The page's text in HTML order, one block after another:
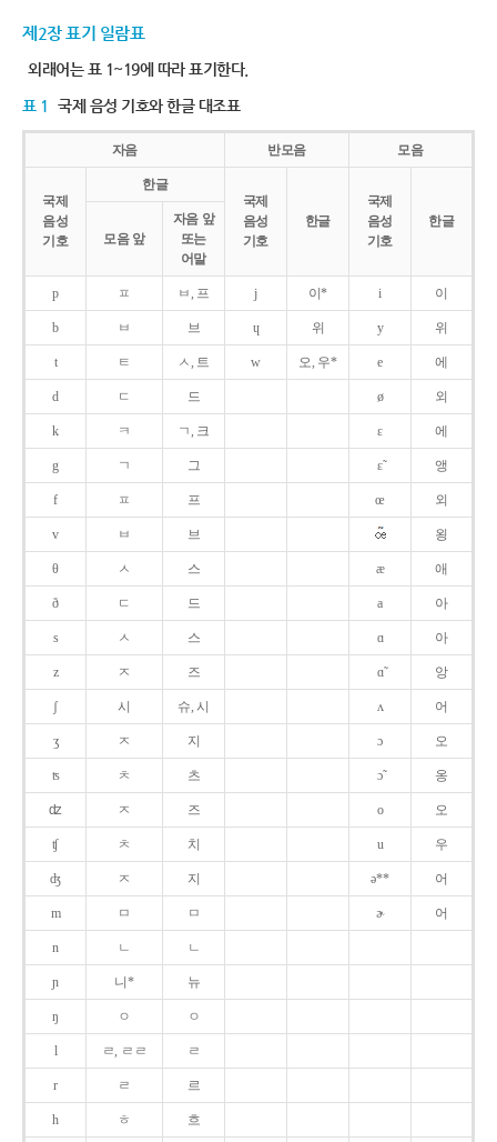
제2장 표기 일람표
외래어는 표 1~19에 따라 표기한다.
표 1 국제 음성 기호와 한글 대조표
자음 반모음 모음
국제
음성
기호
한글
국제
음성
기호
한글
국제
음성
기호
한글
모음 앞
자음 앞
또는
어말
p ㅍ ㅂ, 프 j 이* i 이
b ㅂ 브 ɥ 위 y 위
t ㅌ ㅅ, 트 w 오, 우* e 에
d ㄷ 드 ø 외
k ㅋ ㄱ, 크 ɛ 에
g ㄱ 그 ɛ̃ 앵
f ㅍ 프 œ 외
v ㅂ 브 욍
θ ㅅ 스 æ 애
ð ㄷ 드 a 아
s ㅅ 스 ɑ 아
z ㅈ 즈 ɑ̃ 앙
ʃ 시 슈, 시 ʌ 어
ʒ ㅈ 지 ɔ 오
ʦ ㅊ 츠 ɔ̃ 옹
ʣ ㅈ 즈 o 오
ʧ ㅊ 치 u 우
ʤ ㅈ 지 ə** 어
m ㅁ ㅁ ɚ 어
n ㄴ ㄴ
ɲ 니* 뉴
ŋ ㅇ ㅇ
l ㄹ, ㄹㄹ ㄹ
r ㄹ 르
h ㅎ 흐